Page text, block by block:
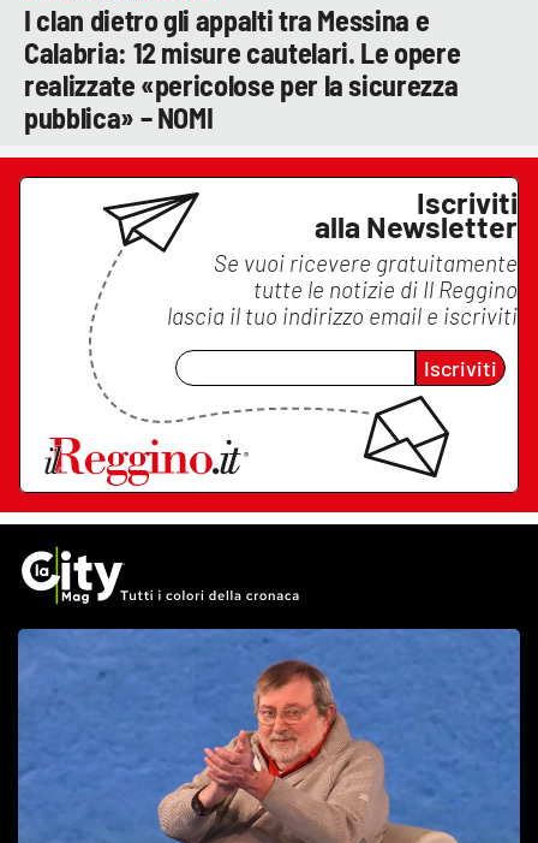
I clan dietro gli appalti tra Messina e
Calabria: 12 misure cautelari. Le opere
realizzate «pericolose per la sicurezza
pubblica» – NOMI
Iscriviti
alla Newsletter
Se vuoi ricevere gratuitamente
tutte le notizie di Il Reggino
lascia il tuo indirizzo email e iscriviti
Iscriviti